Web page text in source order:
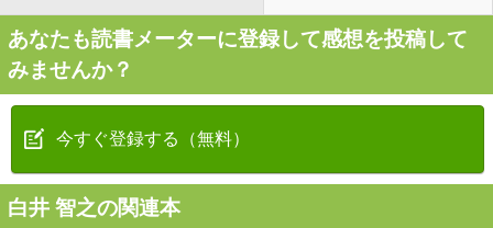
あなたも読書メーターに登録して感想を投稿して
みませんか？
今すぐ登録する（無料）
白井 智之の関連本